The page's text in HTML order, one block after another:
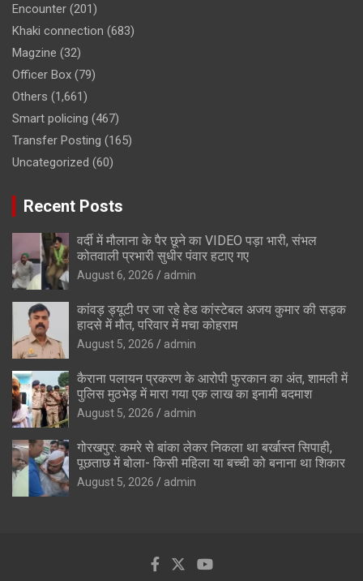
Encounter (201)
Khaki connection (683)
Magzine (32)
Officer Box (79)
Others (1,661)
Smart policing (467)
Transfer Posting (165)
Uncategorized (60)
Recent Posts
वर्दी में मौलाना के पैर छूने का VIDEO पड़ा भारी, संभल
कोतवाली प्रभारी सुधीर पंवार हटाए गए
August 6, 2026 admin
कांवड़ ड्यूटी पर जा रहे हेड कांस्टेबल अजय कुमार की सड़क
हादसे में मौत, परिवार में मचा कोहराम
August 5, 2026 admin
कैराना पलायन प्रकरण के आरोपी फुरकान का अंत, शामली में
पुलिस मुठभेड़ में मारा गया एक लाख का इनामी बदमाश
August 5, 2026 admin
गोरखपुर: कमरे से बांका लेकर निकला था बर्खास्त सिपाही,
पूछताछ में बोला- किसी महिला या बच्ची को बनाना था शिकार
August 5, 2026 admin